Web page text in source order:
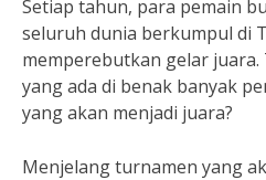
Setiap tahun, para pemain
seluruh dunia berkumpul di
memperebutkan gelar
yang ada di benak banyak
yang akan menjadi juara?
Menjelang turnamen yang